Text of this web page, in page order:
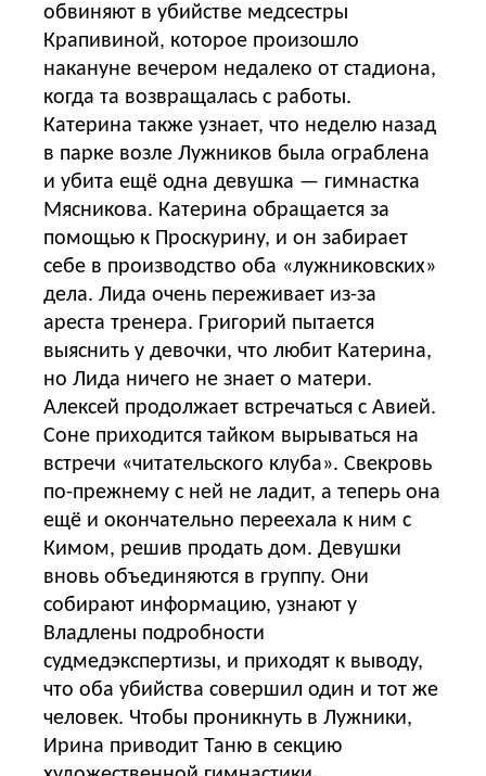
обвиняют в убийстве медсестры
Крапивиной, которое произошло
накануне вечером недалеко от стадиона,
когда та возвращалась с работы.
Катерина также узнает, что неделю назад
в парке возле Лужников была ограблена
и убита ещё одна девушка — гимнастка
Мясникова. Катерина обращается за
помощью к Проскурину, и он забирает
себе в производство оба «лужниковских»
дела. Лида очень переживает из-за
ареста тренера. Григорий пытается
выяснить у девочки, что любит Катерина,
но Лида ничего не знает о матери.
Алексей продолжает встречаться с Авией.
Соне приходится тайком вырываться на
встречи «читательского клуба». Свекровь
по-прежнему с ней не ладит, а теперь она
ещё и окончательно переехала к ним с
Кимом, решив продать дом. Девушки
вновь объединяются в группу. Они
собирают информацию, узнают у
Владлены подробности
судмедэкспертизы, и приходят к выводу,
что оба убийства совершил один и тот же
человек. Чтобы проникнуть в Лужники,
Ирина приводит Таню в секцию